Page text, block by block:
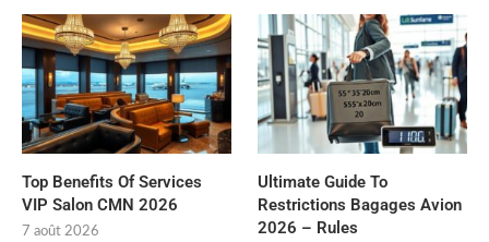
Top Benefits Of Services
VIP Salon CMN 2026
7 août 2026
Ultimate Guide To
Restrictions Bagages Avion
2026 – Rules